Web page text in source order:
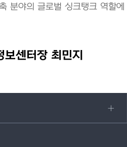
분야의 글로벌 싱크탱크 역할
센터장 최민지